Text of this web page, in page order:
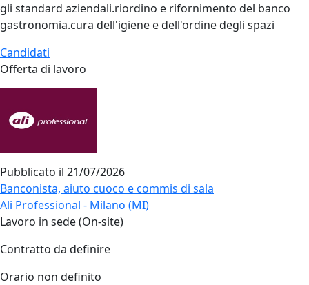
gli standard aziendali.riordino e rifornimento del banco
gastronomia.cura dell'igiene e dell'ordine degli spazi
Candidati
Offerta di lavoro
Pubblicato il 21/07/2026
Banconista, aiuto cuoco e commis di sala
Ali Professional - Milano (MI)
Lavoro in sede (On-site)
Contratto da definire
Orario non definito